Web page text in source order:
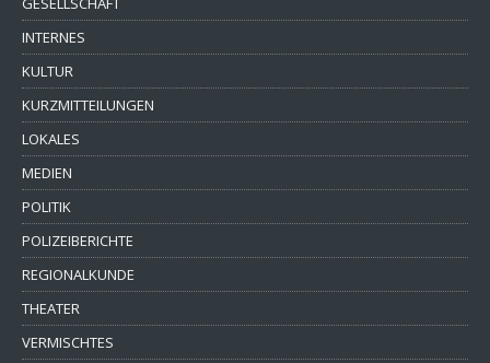
INTERNES
KULTUR
KURZMITTEILUNGEN
LOKALES
MEDIEN
POLITIK
POLIZEIBERICHTE
REGIONALKUNDE
THEATER
VERMISCHTES